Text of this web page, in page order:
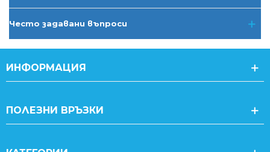
Често задавани въпроси
ИНФОРМАЦИЯ
ПОЛЕЗНИ ВРЪЗКИ